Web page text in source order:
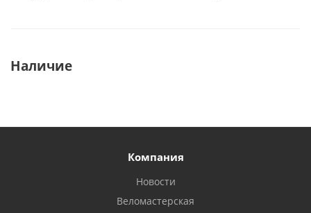
Наличие
Компания
Новости
Веломастерская